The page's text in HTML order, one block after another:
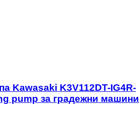
Kawasaki K3V112DT-IG4R-
pump за градежни машини